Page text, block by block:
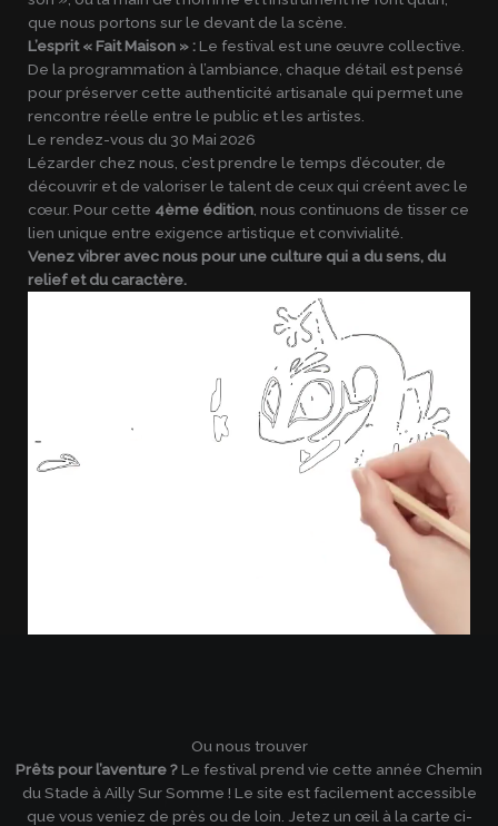
que nous portons sur le devant de la scène.
L’esprit « Fait Maison » : Le festival est une œuvre collective.
De la programmation à l’ambiance, chaque détail est pensé
pour préserver cette authenticité artisanale qui permet une
rencontre réelle entre le public et les artistes.
Le rendez-vous du 30 Mai 2026
Lézarder chez nous, c’est prendre le temps d’écouter, de
découvrir et de valoriser le talent de ceux qui créent avec le
cœur. Pour cette 4ème édition , nous continuons de tisser ce
lien unique entre exigence artistique et convivialité.
Venez vibrer avec nous pour une culture qui a du sens, du
relief et du caractère.
Ou nous trouver
Prêts pour l’aventure ? Le festival prend vie cette année Chemin
du Stade à Ailly Sur Somme ! Le site est facilement accessible
que vous veniez de près ou de loin. Jetez un œil à la carte ci-